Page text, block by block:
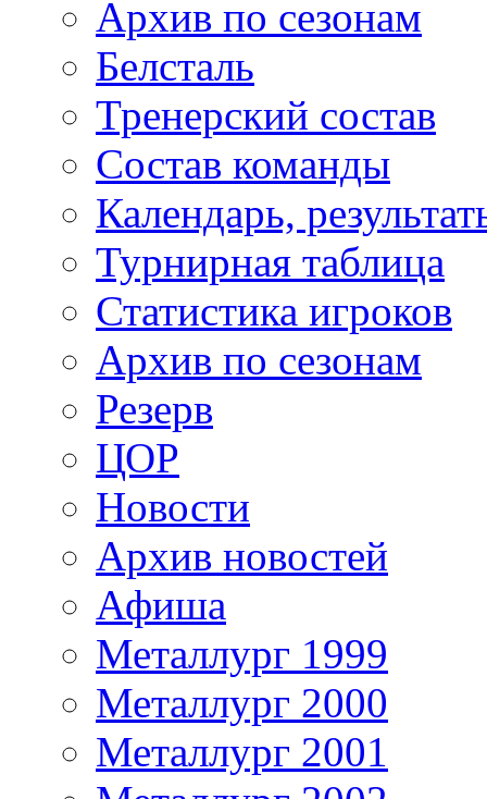
Архив по сезонам
Белсталь
Тренерский состав
Состав команды
Календарь,
Турнирная таблица
Статистика игроков
Архив по сезонам
Резерв
ЦОР
Новости
Архив новостей
Афиша
Металлург 1999
Металлург 2000
Металлург 2001